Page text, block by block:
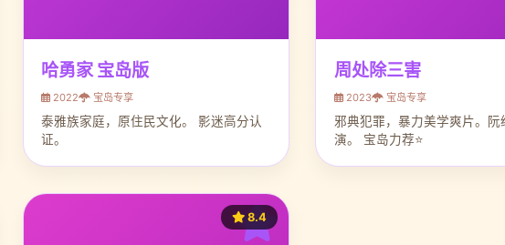
哈勇家 宝岛版
2022 宝岛专享
泰雅族家庭，原住民文化。 影迷高分认
证。
周处除三害
2023 宝岛专享
邪典犯罪，暴力美学爽片。阮
演。 宝岛力荐⭐
8.4